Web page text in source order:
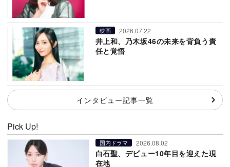
映画 2026.07.22
井上和、乃木坂46の未来を背負う責
任と覚悟
インタビュー記事一覧
Pick Up!
国内ドラマ 2026.08.02
白石聖、デビュー10年目を迎えた現
在地